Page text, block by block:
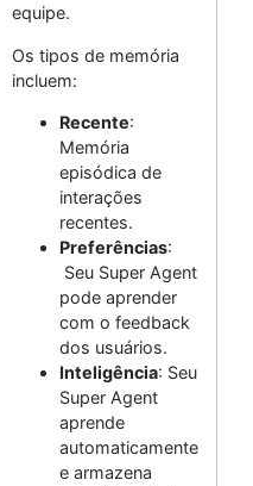
equipe.
Os tipos de memória
incluem:
Recente:
Memória
episódica de
interações
recentes.
Preferências:
Seu Super Agent
pode aprender
com o feedback
dos usuários.
Inteligência: Seu
Super Agent
aprende
automaticamente
e armazena